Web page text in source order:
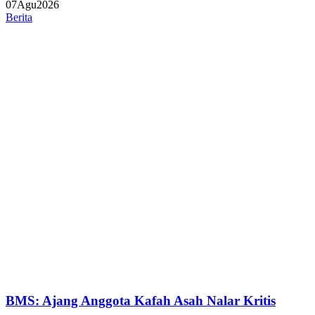
07Agu2026
Berita
BMS: Ajang Anggota Kafah Asah Nalar Kritis